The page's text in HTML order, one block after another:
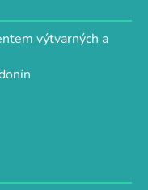
výtvarných a